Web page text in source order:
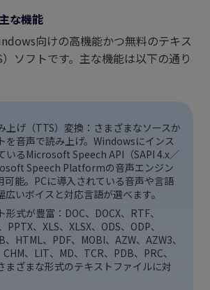
な機能
向けの高機能かつ無料のテキス
ソフトです。主な機能は以下の通り
上げ（TTS）変換：さまざまなソースか
を音声で読み上げ。Windowsにインス
いるMicrosoft Speech API（SAPI 4.x／
Speech Platformの音声エンジン
可能。PCに導入されている音声や言語
広いボイスと対応言語が選べます。
式が豊富：DOC、DOCX、RTF、
PPTX、XLS、XLSX、ODS、ODP、
、HTML、PDF、MOBI、AZW、AZW3、
、LIT、MD、TCR、PDB、PRC、
まざまな形式のテキストファイルに対